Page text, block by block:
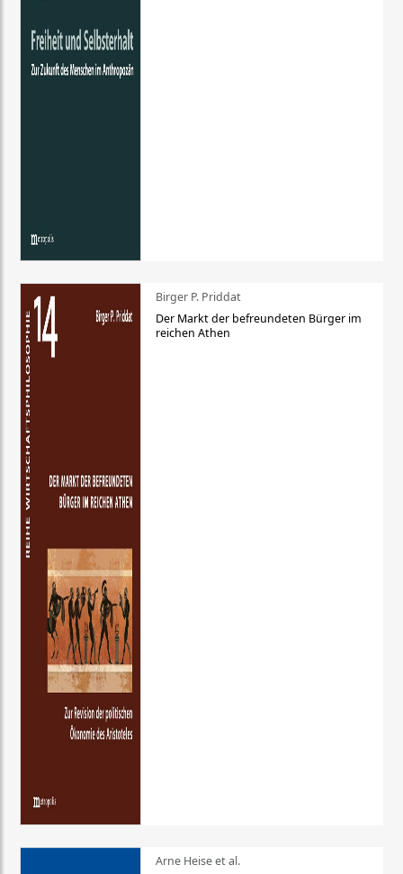
Birger P. Priddat
Der Markt der befreundeten Bürger im
reichen Athen
Arne Heise et al.